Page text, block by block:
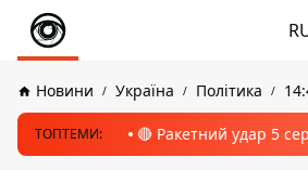
Новини Україна Політика
ТОПТЕМИ: 🔴 Ракетний удар 5